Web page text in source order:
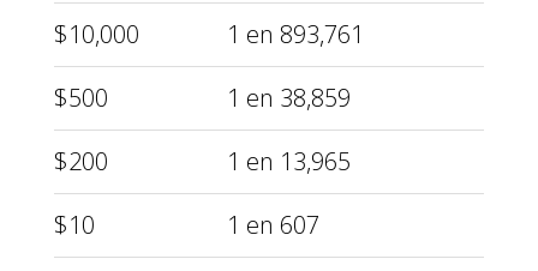
$10,000
1 en 893,761
$500
1 en 38,859
$200
1 en 13,965
$10
1 en 607